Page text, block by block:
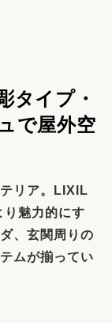
タイプ・
で屋外空
リア。LIXIL
り魅力的にす
、玄関周りの
ムが揃ってい